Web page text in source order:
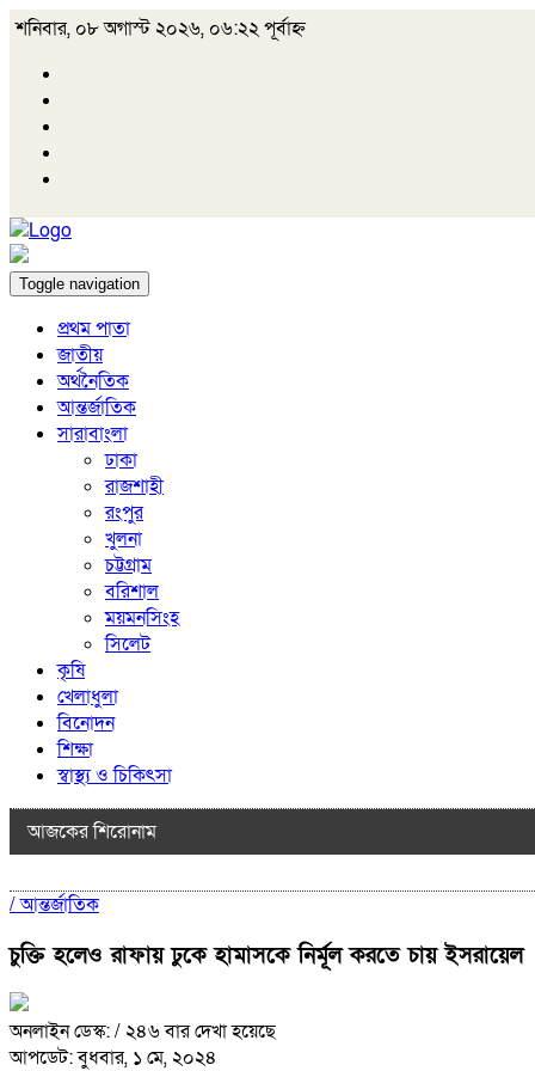
শনিবার, ০৮ অগাস্ট ২০২৬, ০৬:২২ পূর্বাহ্ন
Toggle navigation
প্রথম পাতা
জাতীয়
অর্থনৈতিক
আন্তর্জাতিক
সারাবাংলা
ঢাকা
রাজশাহী
রংপুর
খুলনা
চট্টগ্রাম
বরিশাল
ময়মনসিংহ
সিলেট
কৃষি
খেলাধুলা
বিনোদন
শিক্ষা
স্বাস্থ্য ও চিকিৎসা
আজকের শিরোনাম
/আন্তর্জাতিক
চুক্তি হলেও রাফায় ঢুকে হামাসকে নির্মূল করতে চায় ইসরায়েল
অনলাইন ডেস্ক:/ ২৪৬ বার দেখা হয়েছে
আপডেট: বুধবার, ১ মে, ২০২৪